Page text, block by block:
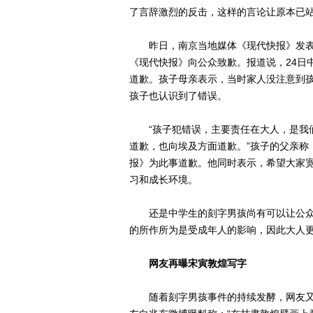
了言辞激烈的反击，这样的言论让原本已
昨日，南京当地媒体《现代快报》发表
《现代快报》向公众致歉。报道说，24
道歉。孩子母亲表示，当时家人没注意到
孩子也认识到了错误。
“孩子犯错误，主要责任在大人，是我
道歉，也向埃及方面道歉。”孩子的父亲
报》为此事道歉。他同时表示，希望大家
习和成长环境。
还是中学生的刻字男孩尚有可以让公众
的所作所为是受成年人的影响，因此大人
网友再曝宋寅敦煌写字
随着刻字男孩事件的持续发酵，网友又